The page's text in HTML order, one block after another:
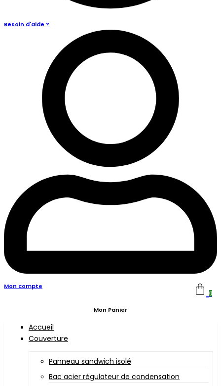
Besoin d'aide ?
Mon compte
0
Mon Panier
Accueil
Couverture
Panneau sandwich isolé
Bac acier régulateur de condensation